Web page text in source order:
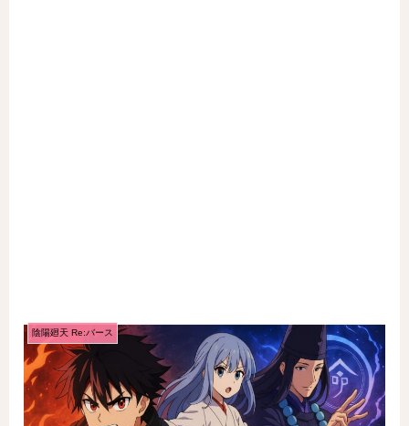
陰陽廻天 Re:バース